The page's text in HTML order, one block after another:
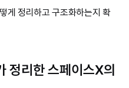
게 정리하고 구조화하는지 확
정리한 스페이스X의